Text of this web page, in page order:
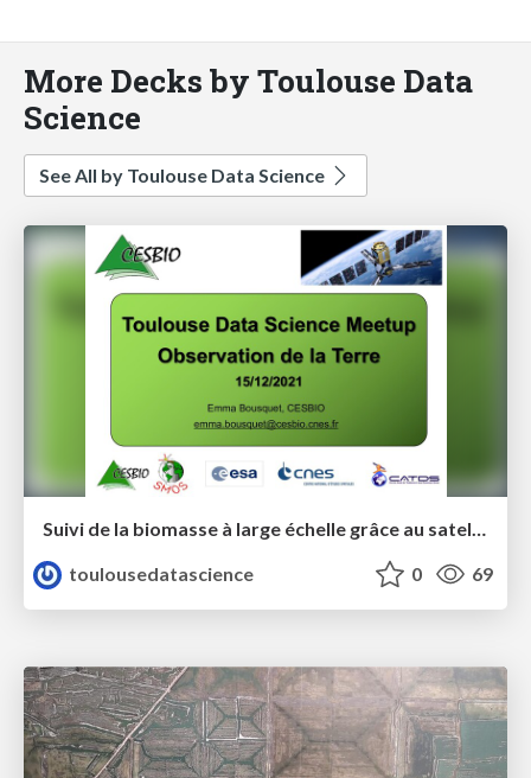
More Decks by Toulouse Data
Science
See All by Toulouse Data Science
Suivi de la biomasse à large échelle grâce au satellite SMOS - Toulouse Data Science - Emma Bousquet
toulousedatascience
0 69